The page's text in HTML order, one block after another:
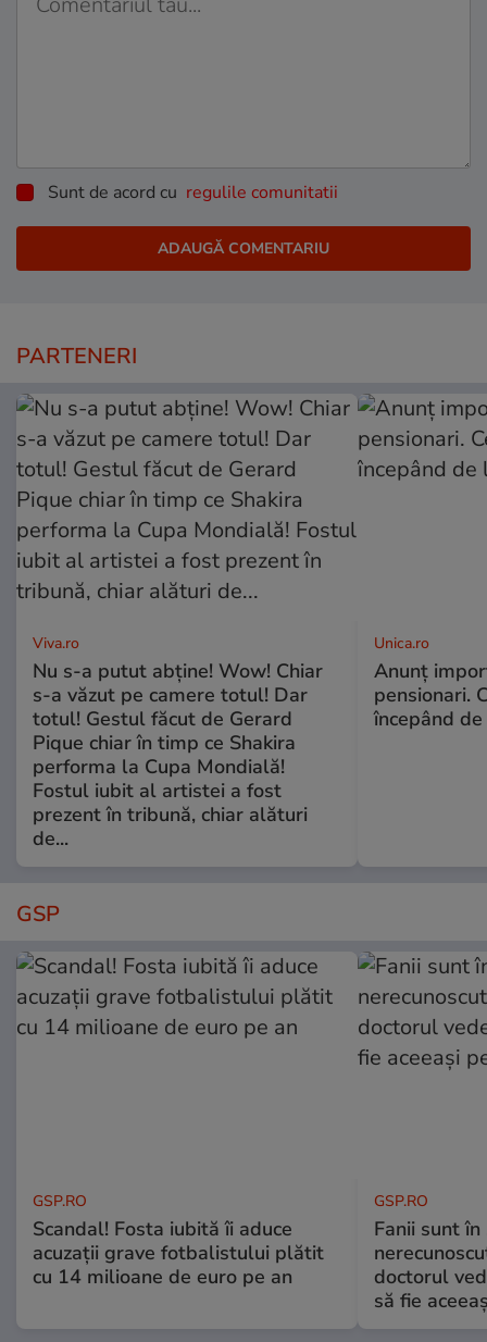
Sunt de acord cu regulile comunitatii
PARTENERI
Viva.ro
Nu s-a putut abține! Wow! Chiar
s-a văzut pe camere totul! Dar
totul! Gestul făcut de Gerard
Pique chiar în timp ce Shakira
performa la Cupa Mondială!
Fostul iubit al artistei a fost
prezent în tribună, chiar alături
de...
Unica.ro
Anunț
pensionari.
începând
GSP
GSP.RO
Scandal! Fosta iubită îi aduce
acuzații grave fotbalistului plătit
cu 14 milioane de euro pe an
GSP.RO
Fanii sunt în
doctorul
să fie